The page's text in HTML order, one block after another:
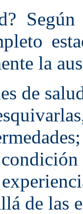
la
de
de las